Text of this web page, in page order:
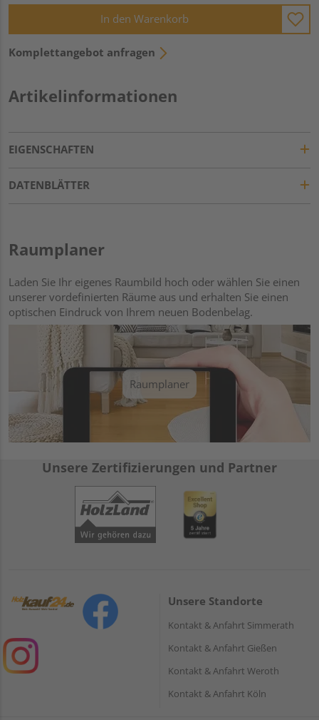
In den Warenkorb
Komplettangebot anfragen
Artikelinformationen
EIGENSCHAFTEN
DATENBLÄTTER
Raumplaner
Laden Sie Ihr eigenes Raumbild hoch oder wählen Sie einen
unserer vordefinierten Räume aus und erhalten Sie einen
optischen Eindruck von Ihrem neuen Bodenbelag.
Raumplaner
Unsere Zertifizierungen und Partner
Unsere Standorte
Kontakt & Anfahrt Simmerath
Kontakt & Anfahrt Gießen
Kontakt & Anfahrt Weroth
Kontakt & Anfahrt Köln